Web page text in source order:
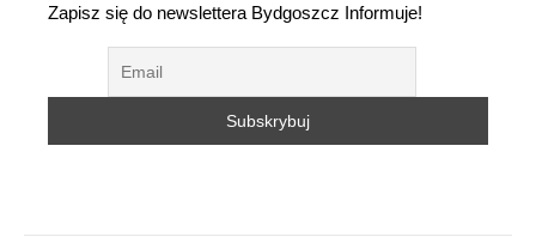
Zapisz się do newslettera Bydgoszcz Informuje!